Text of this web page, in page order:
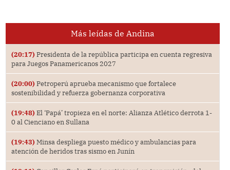
Más leídas de Andina
(20:17) Presidenta de la república participa en cuenta regresiva
para Juegos Panamericanos 2027
(20:00) Petroperú aprueba mecanismo que fortalece
sostenibilidad y refuerza gobernanza corporativa
(19:48) El ‘Papá’ tropieza en el norte: Alianza Atlético derrota 1-
0 al Cienciano en Sullana
(19:43) Minsa despliega puesto médico y ambulancias para
atención de heridos tras sismo en Junín